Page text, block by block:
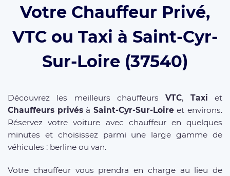
Votre Chauffeur Privé,
VTC ou Taxi à Saint-Cyr-
Sur-Loire (37540)
Découvrez les meilleurs chauffeursVTC, Taxi et
Chauffeurs privésà Saint-Cyr-Sur-Loireet environs.
Réservez votre voiture avec chauffeur en quelques
minutes et choisissez parmi une large gamme de
véhicules : berline ou van.
Votre chauffeur vous prendra en charge au lieu de